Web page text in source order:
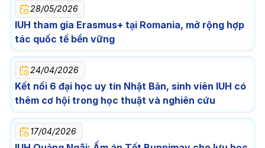
28/05/2026
IUH tham gia Erasmus+ tại Romania, mở rộng hợp
tác quốc tế bền vững
24/04/2026
Kết nối 6 đại học uy tín Nhật Bản, sinh viên IUH có
thêm cơ hội trong học thuật và nghiên cứu
17/04/2026